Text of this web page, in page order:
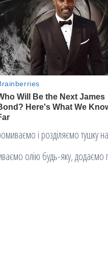
і розділяємо тушку
олію будь-яку,